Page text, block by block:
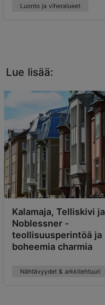
Luonto ja viheralueet
Lue lisää:
Kalamaja, Telliskivi ja
Noblessner -
teollisuusperintöä ja
boheemia charmia
Nähtävyydet & arkkitehtuuri